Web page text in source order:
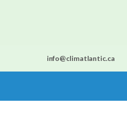
info@climatlantic.ca